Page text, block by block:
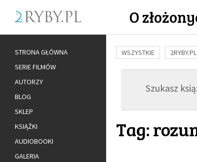
O
WSZYSTKIE
BUDOWANIE WIĘZI
ADOPCJASzukasz
Tag:
STRONA GŁÓWNA
SERIE FILMÓW
AUTORZY
BLOG
SKLEP
KSIĄŻKI
AUDIOBOOKI
GALERIA